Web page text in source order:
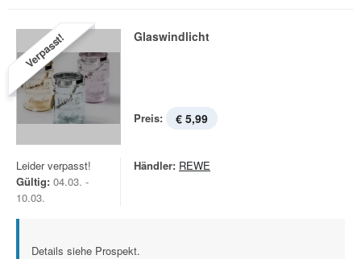
Verpasst! Glaswindlicht
Preis: € 5,99
Leider verpasst!
Gültig: 04.03. -
10.03.
Händler: REWE
Details siehe Prospekt.